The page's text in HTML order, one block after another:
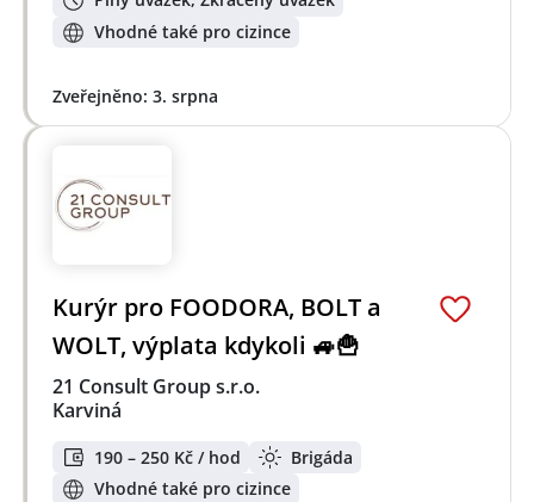
Vhodné také pro cizince
Zveřejněno: 3. srpna
Kurýr pro FOODORA, BOLT a
WOLT, výplata kdykoli 🚙🍟
21 Consult Group s.r.o.
Karviná
190 – 250 Kč / hod
Brigáda
Vhodné také pro cizince